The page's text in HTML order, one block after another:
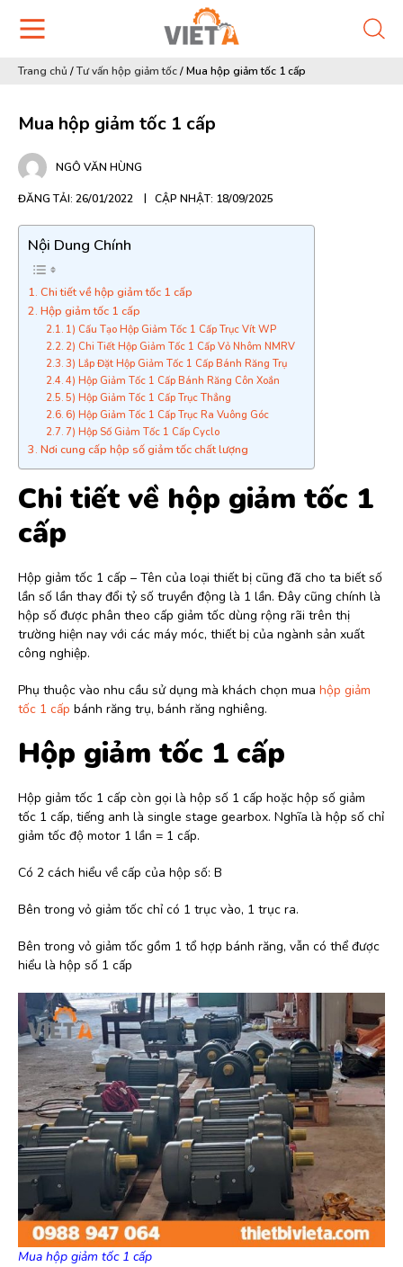
Trang chủ /Tư vấn hộp giảm tốc/Mua hộp giảm tốc 1 cấp
Mua hộp giảm tốc 1 cấp
NGÔ VĂN HÙNG
ĐĂNG TẢI: 26/01/2022 CẬP NHẬT: 18/09/2025
Nội Dung Chính
Chi tiết về hộp giảm tốc 1 cấp
Hộp giảm tốc 1 cấp
1) Cấu Tạo Hộp Giảm Tốc 1 Cấp Trục Vít WP
2) Chi Tiết Hộp Giảm Tốc 1 Cấp Vỏ Nhôm NMRV
3) Lắp Đặt Hộp Giảm Tốc 1 Cấp Bánh Răng Trụ
4) Hộp Giảm Tốc 1 Cấp Bánh Răng Côn Xoắn
5) Hộp Giảm Tốc 1 Cấp Trục Thẳng
6) Hộp Giảm Tốc 1 Cấp Trục Ra Vuông Góc
7) Hộp Số Giảm Tốc 1 Cấp Cyclo
Nơi cung cấp hộp số giảm tốc chất lượng
Chi tiết về hộp giảm tốc 1
cấp
Hộp giảm tốc 1 cấp – Tên của loại thiết bị cũng đã cho ta biết số
lần số lần thay đổi tỷ số truyền động là 1 lần. Đây cũng chính là
hộp số được phân theo cấp giảm tốc dùng rộng rãi trên thị
trường hiện nay với các máy móc, thiết bị của ngành sản xuất
công nghiệp.
Phụ thuộc vào nhu cầu sử dụng mà khách chọn mua hộp giảm
tốc 1 cấp bánh răng trụ, bánh răng nghiêng.
Hộp giảm tốc 1 cấp
Hộp giảm tốc 1 cấp còn gọi là hộp số 1 cấp hoặc hộp số giảm
tốc 1 cấp, tiếng anh là single stage gearbox. Nghĩa là hộp số chỉ
giảm tốc độ motor 1 lần = 1 cấp.
Có 2 cách hiểu về cấp của hộp số: B
Bên trong vỏ giảm tốc chỉ có 1 trục vào, 1 trục ra.
Bên trong vỏ giảm tốc gồm 1 tổ hợp bánh răng, vẫn có thể được
hiểu là hộp số 1 cấp
Mua hộp giảm tốc 1 cấp